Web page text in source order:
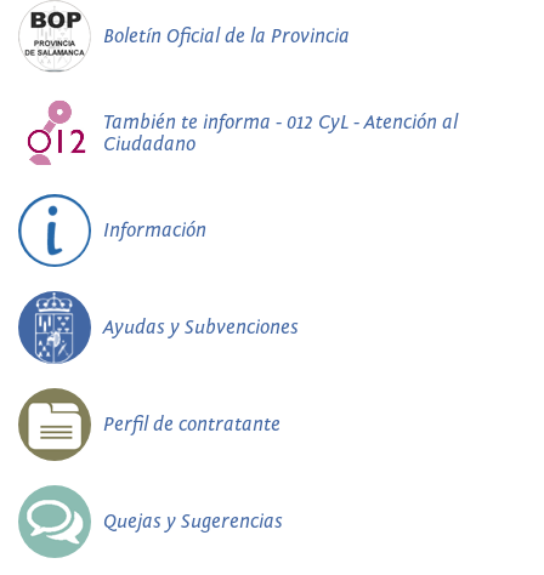
Boletín Oficial de la Provincia
También te informa - 012 CyL - Atención al
Ciudadano
Información
Ayudas y Subvenciones
Perfil de contratante
Quejas y Sugerencias